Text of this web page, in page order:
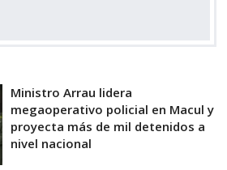
Ministro Arrau lidera
megaoperativo policial en Macul y
proyecta más de mil detenidos a
nivel nacional